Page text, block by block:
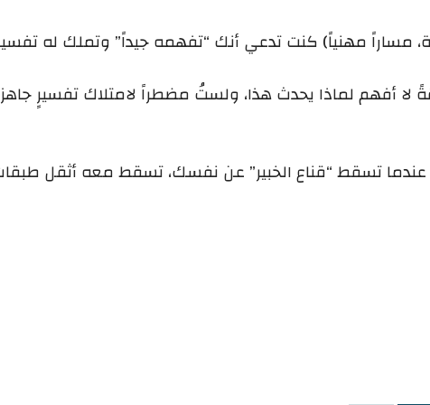
مساراً مهنياً) كنت تدعي أنك “تفهمه جيداً” وتملك له
أفهم لماذا يحدث هذا، ولستُ مضطراً لامتلاك تفسيرٍ
تسقط “قناع الخبير” عن نفسك، تسقط معه أثقل